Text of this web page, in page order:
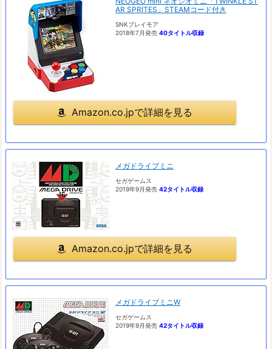
AR SPRITES」STEAMコード付き
SNKプレイモア
2018年7月発売 40タイトル収録
Amazon.co.jpで詳細を見る
メガドライブミニ
セガゲームス
2019年9月発売 42タイトル収録
Amazon.co.jpで詳細を見る
メガドライブミニW
セガゲームス
2019年9月発売 42タイトル収録